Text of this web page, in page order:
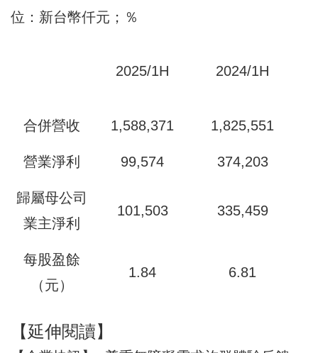
位：新台幣仟元；％
2025/1H
2024/1H
合併營收 1,588,371 1,825,551
營業淨利 99,574 374,203
歸屬母公司
業主淨利
101,503 335,459
每股盈餘
（元）
1.84 6.81
【延伸閱讀】